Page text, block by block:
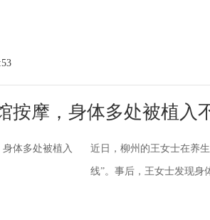
按摩，身体多处被植入
近日，柳州的王女士在养
线”。事后，王女士发现